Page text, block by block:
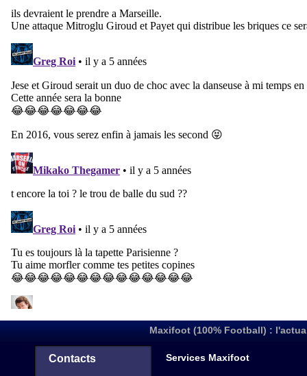
Maxifoot (100% Football) :
Contacts Services Maxifoot